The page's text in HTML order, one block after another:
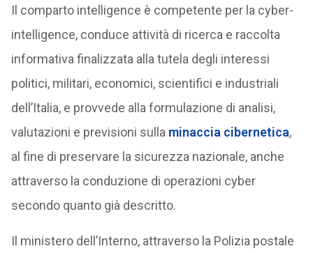
Il comparto intelligence è competente per la cyber-
intelligence, conduce attività di ricerca e raccolta
informativa finalizzata alla tutela degli interessi
politici, militari, economici, scientifici e industriali
dell’Italia, e provvede alla formulazione di analisi,
valutazioni e previsioni sulla minaccia cibernetica,
al fine di preservare la sicurezza nazionale, anche
attraverso la conduzione di operazioni cyber
secondo quanto già descritto.
Il ministero dell’Interno, attraverso la Polizia postale